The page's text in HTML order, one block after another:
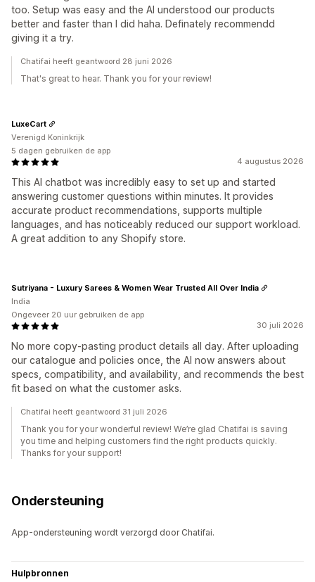
too. Setup was easy and the AI understood our products
better and faster than I did haha. Definately recommendd
giving it a try.
Chatifai heeft geantwoord 28 juni 2026
That's great to hear. Thank you for your review!
4 augustus 2026
This AI chatbot was incredibly easy to set up and started
answering customer questions within minutes. It provides
accurate product recommendations, supports multiple
languages, and has noticeably reduced our support workload.
A great addition to any Shopify store.
LuxeCart
Verenigd Koninkrijk
5 dagen gebruiken de app
30 juli 2026
No more copy-pasting product details all day. After uploading
our catalogue and policies once, the Al now answers about
specs, compatibility, and availability, and recommends the best
fit based on what the customer asks.
Sutriyana - Luxury Sarees & Women Wear Trusted All Over India
India
Ongeveer 20 uur gebruiken de app
Chatifai heeft geantwoord 31 juli 2026
Thank you for your wonderful review! We’re glad Chatifai is saving
you time and helping customers find the right products quickly.
Thanks for your support!
Ondersteuning
App-ondersteuning wordt verzorgd door Chatifai.
Hulpbronnen